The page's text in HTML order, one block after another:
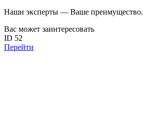
Наши эксперты — Ваше преимущество.
Вас может заинтересовать
ID 52
Перейти